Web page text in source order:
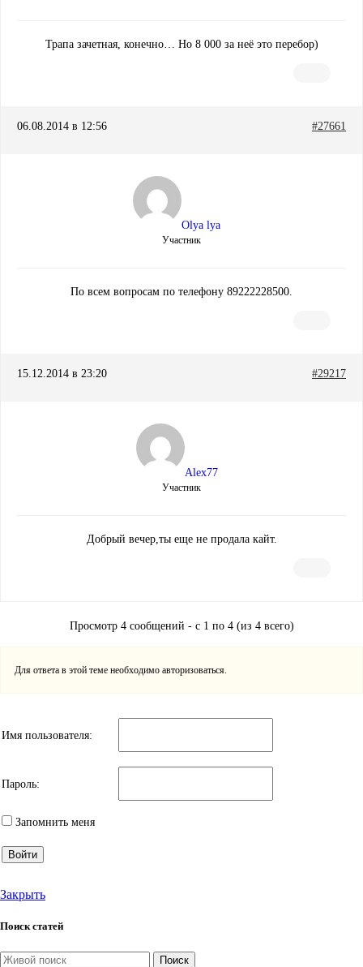
Трапа зачетная, конечно… Но 8 000 за неё это перебор)
06.08.2014 в 12:56 #27661
Olya lya
Участник
По всем вопросам по телефону 89222228500.
15.12.2014 в 23:20 #29217
Alex77
Участник
Добрый вечер,ты еще не продала кайт.
Просмотр 4 сообщений - с 1 по 4 (из 4 всего)
Для ответа в этой теме необходимо авторизоваться.
Имя пользователя:
Пароль:
Запомнить меня
Войти
Закрыть
Поиск статей
Поиск